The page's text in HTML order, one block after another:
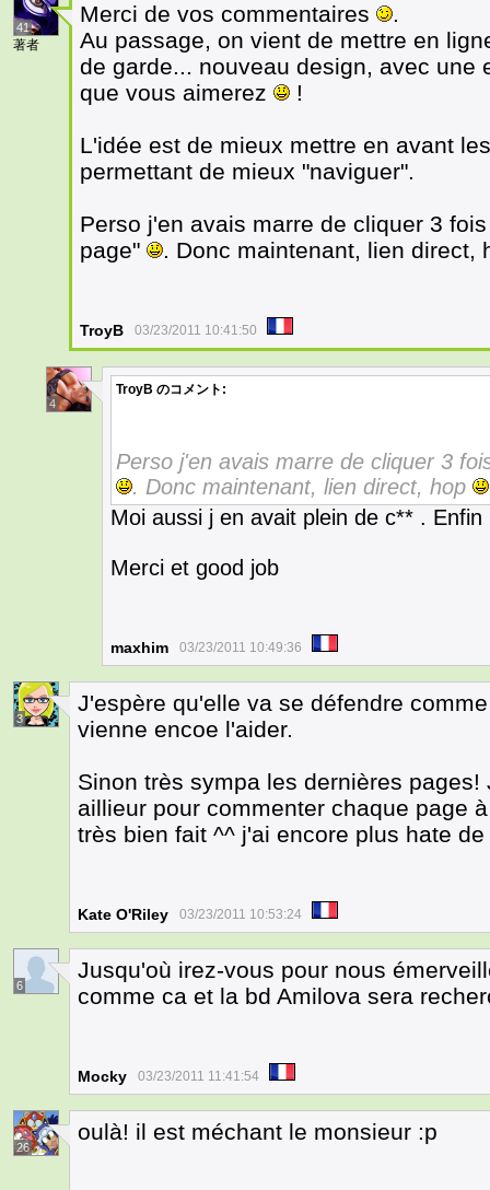
41
著者
Merci de vos commentaires
.
Au passage, on vient de mettre en
de garde... nouveau design, avec une
que vous aimerez
!
L'idée est de mieux mettre en avant
permettant de mieux "naviguer".
Perso j'en avais marre de cliquer 3
page"
. Donc maintenant, lien direct,
TroyB 03/23/2011 10:41:50
4
TroyB のコメント:
Perso j'en avais marre de cliquer 3
. Donc maintenant, lien direct, hop
Moi aussi j en avait plein de c** .
Merci et good job
maxhim 03/23/2011 10:49:36
3
J'espère qu'elle va se défendre
vienne encoe l'aider.
Sinon très sympa les dernières
aillieur pour commenter chaque page
très bien fait ^^ j'ai encore plus hate
Kate O'Riley 03/23/2011 10:53:24
6
Jusqu'où irez-vous pour nous
comme ca et la bd Amilova sera
Mocky 03/23/2011 11:41:54
26
oulà! il est méchant le monsieur :p